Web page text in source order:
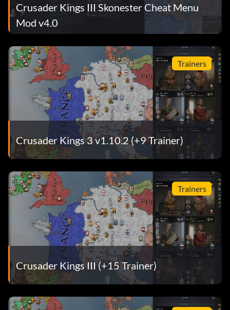
Crusader Kings III Skonester Cheat Menu
Mod v4.0
Trainers
Crusader Kings 3 v1.10.2 (+9 Trainer)
Trainers
Crusader Kings III (+15 Trainer)